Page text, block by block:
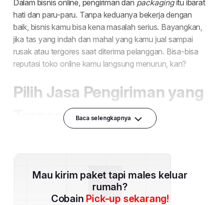
Baca selengkapnya
Mau kirim paket tapi males keluar
rumah?
Cobain Pick-up sekarang!